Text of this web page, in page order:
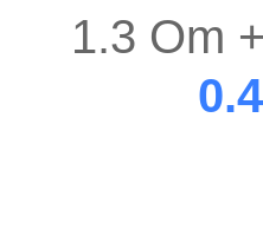
1.3 Om